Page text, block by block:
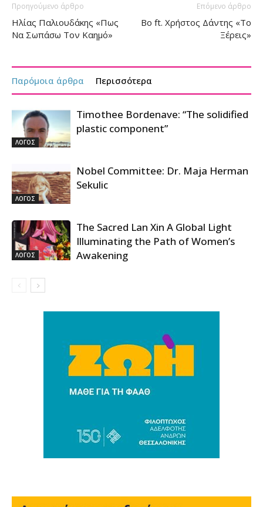
Προηγούμενο άρθρο
Ηλίας Παλιουδάκης «Πως
Να Σωπάσω Τον Καημό»
Επόμενο άρθρο
Bo ft. Χρήστος Δάντης «Το
Ξέρεις»
Παρόμοια άρθρα Περισσότερα
ΛΟΓΟΣ
Timothee Bordenave: “The solidified
plastic component”
ΛΟΓΟΣ
Nobel Committee: Dr. Maja Herman
Sekulic
ΛΟΓΟΣ
The Sacred Lan Xin A Global Light
Illuminating the Path of Women’s
Awakening